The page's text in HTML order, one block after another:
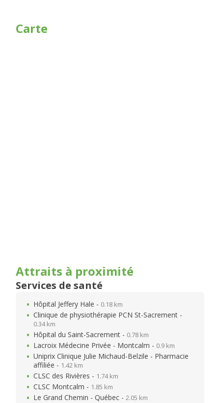
Carte
Attraits à proximité
Services de santé
Hôpital Jeffery Hale - 0.18 km
Clinique de physiothérapie PCN St-Sacrement -
0.34 km
Hôpital du Saint-Sacrement - 0.78 km
Lacroix Médecine Privée - Montcalm - 0.9 km
Uniprix Clinique Julie Michaud-Belzile - Pharmacie
affiliée - 1.42 km
CLSC des Rivières - 1.74 km
CLSC Montcalm - 1.85 km
Le Grand Chemin - Québec - 2.05 km